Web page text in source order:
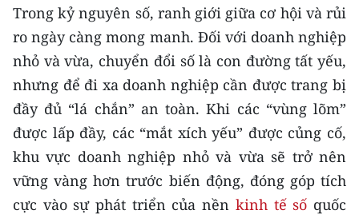
Trong kỷ nguyên số, ranh giới giữa cơ hội và rủi
ro ngày càng mong manh. Đối với doanh nghiệp
nhỏ và vừa, chuyển đổi số là con đường tất yếu,
nhưng để đi xa doanh nghiệp cần được trang bị
đầy đủ “lá chắn” an toàn. Khi các “vùng lõm”
được lấp đầy, các “mắt xích yếu” được củng cố,
khu vực doanh nghiệp nhỏ và vừa sẽ trở nên
vững vàng hơn trước biến động, đóng góp tích
cực vào sự phát triển của nền kinh tế số quốc